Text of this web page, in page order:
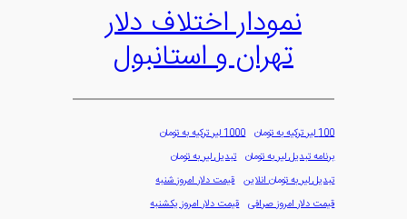
نمودار اختلاف دلار
تهران و استانبول
100 لیر ترکیه به تومان
1000 لیر ترکیه به تومان
برنامه تبدیل لیر به تومان تبدیل لیر به تومان
تبدیل لیر به تومان انلاین قیمت دلار امروز شنبه
قیمت دلار امروز صرافی قیمت دلار امروز یکشنبه